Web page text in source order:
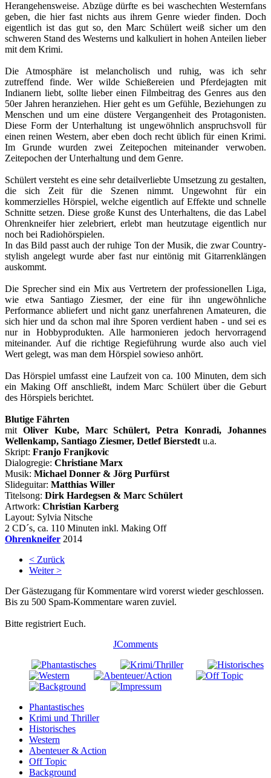
Herangehensweise. Abzüge dürfte es bei waschechten Westernfans
geben, die hier fast nichts aus ihrem Genre wieder finden. Doch
eigentlich ist das gut so, den Marc Schülert weiß sicher um den
schweren Stand des Westerns und kalkuliert in hohen Anteilen lieber
mit dem Krimi.
Die Atmosphäre ist melancholisch und ruhig, was ich sehr
zutreffend finde. Wer wilde Schießereien und Pferdejagten mit
Indianern liebt, sollte lieber einen Filmbeitrag des Genres aus den
50er Jahren heranziehen. Hier geht es um Gefühle, Beziehungen zu
Menschen und um eine düstere Vergangenheit des Protagonisten.
Diese Form der Unterhaltung ist ungewöhnlich anspruchsvoll für
einen reinen Western, aber eben doch recht üblich für einen Krimi.
Im Grunde wurden zwei Zeitepochen miteinander verwoben.
Zeitepochen der Unterhaltung und dem Genre.
Schülert versteht es eine sehr detailverliebte Umsetzung zu gestalten,
die sich Zeit für die Szenen nimmt. Ungewohnt für ein
kommerzielles Hörspiel, welche eigentlich auf Effekte und schnelle
Schnitte setzen. Diese große Kunst des Unterhaltens, die das Label
Ohrenkneifer hier zelebriert, erlebt man heutzutage eigentlich nur
noch bei Radiohörspielen.
In das Bild passt auch der ruhige Ton der Musik, die zwar Country-
stylish angelegt wurde aber fast nur eintönig mit Gitarrenklängen
auskommt.
Die Sprecher sind ein Mix aus Vertretern der professionellen Liga,
wie etwa Santiago Ziesmer, der eine für ihn ungewöhnliche
Performance abliefert und nicht ganz unerfahrenen Amateuren, die
sich hier und da schon mal ihre Sporen verdient haben - und sei es
nur in Hobbyprodukten. Alle harmonieren jedoch hervorragend
miteinander. Auf die richtige Regieführung wurde also auch viel
Wert gelegt, was man dem Hörspiel sowieso anhört.
Das Hörspiel umfasst eine Laufzeit von ca. 100 Minuten, dem sich
ein Making Off anschließt, indem Marc Schülert über die Geburt
des Hörspiels berichtet.
Blutige Fährten
mit Oliver Kube, Marc Schülert, Petra Konradi, Johannes
Wellenkamp, Santiago Ziesmer, Detlef Bierstedt u.a.
Skript: Franjo Franjkovic
Dialogregie: Christiane Marx
Musik: Michael Donner & Jörg Purfürst
Slideguitar: Matthias Willer
Titelsong: Dirk Hardegsen & Marc Schülert
Artwork: Christian Karberg
Layout: Sylvia Nitsche
2 CD´s, ca. 110 Minuten inkl. Making Off
Ohrenkneifer 2014
< Zurück
Weiter >
Der Gästezugang für Kommentare wird vorerst wieder geschlossen.
Bis zu 500 Spam-Kommentare waren zuviel.
Bitte registriert Euch.
JComments
Phantastisches
Krimi und Thriller
Historisches
Western
Abenteuer & Action
Off Topic
Background